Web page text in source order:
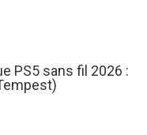
PS5 sans fil 2026 :